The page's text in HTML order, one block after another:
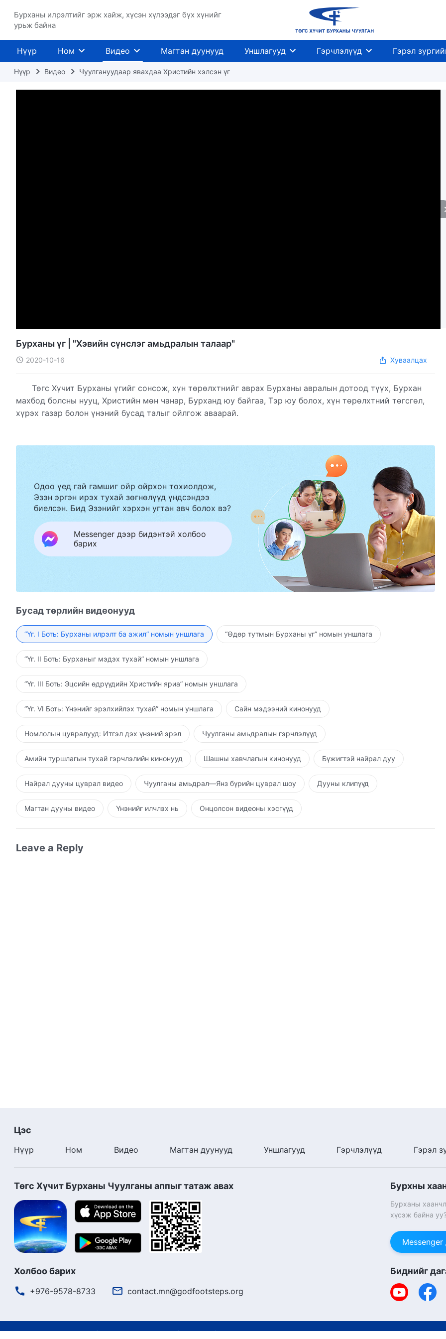
Бурханы илрэлтийг эрж хайж, хүсэн хүлээдэг бүх хүнийг
урьж байна
Нүүр Ном Видео Магтан дуунууд Уншлагууд Гэрчлэлүүд Гэрэл
Нүүр Видео Чуулгануудаар явахдаа Христийн хэлсэн үг
Бурханы үг | "Хэвийн сүнслэг амьдралын талаар"
2020-10-16 Хуваалцах
Төгс Хүчит Бурханы үгийг сонсож, хүн төрөлхтнийг аврах Бурханы авралын дотоод түүх, Бурхан
махбод болсны нууц, Христийн мөн чанар, Бурханд юу байгаа, Тэр юу болох, хүн төрөлхтний төгсгөл,
хүрэх газар болон үнэний бусад талыг ойлгож аваарай.
Одоо үед гай гамшиг ойр ойрхон тохиолдож,
Эзэн эргэн ирэх тухай зөгнөлүүд үндсэндээ
биелсэн. Бид Эзэнийг хэрхэн угтан авч болох вэ?
Messenger дээр бидэнтэй холбоо
барих
Бусад төрлийн видеонууд
“Үг. I Боть: Бурханы илрэлт ба ажил” номын уншлага “Өдөр тутмын Бурханы үг” номын уншлага
“Үг. II Боть: Бурханыг мэдэх тухай” номын уншлага
“Үг. III Боть: Эцсийн өдрүүдийн Христийн яриа” номын уншлага
“Үг. VI Боть: Үнэнийг эрэлхийлэх тухай” номын уншлага Сайн мэдээний кинонууд
Номлолын цувралууд: Итгэл дэх үнэний эрэл Чуулганы амьдралын гэрчлэлүүд
Амийн туршлагын тухай гэрчлэлийн кинонууд Шашны хавчлагын кинонууд Бүжигтэй найрал дуу
Найрал дууны цуврал видео Чуулганы амьдрал—Янз бүрийн цуврал шоу Дууны клипүүд
Магтан дууны видео Үнэнийг илчлэх нь Онцолсон видеоны хэсгүүд
Leave a Reply
Цэс
Нүүр Ном Видео Магтан дуунууд Уншлагууд Гэрчлэлүүд Гэрэл
Төгс Хүчит Бурханы Чуулганы аппыг татаж авах
Холбоо барих
+976-9578-8733 contact.mn@godfootsteps.org
Бурхны
Бурханы
хүсэж байна
Биднийг